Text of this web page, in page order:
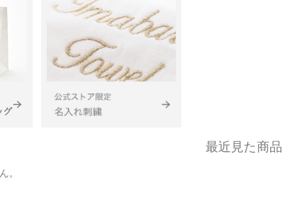
最近見た商品
。